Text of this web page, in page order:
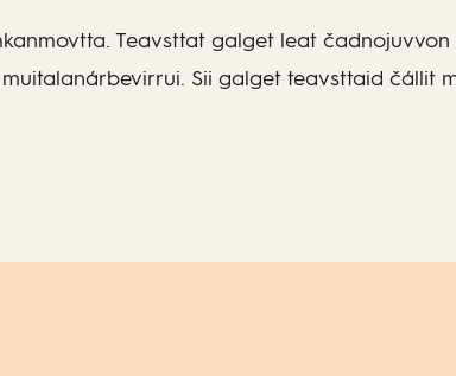
Teavsttat galget leat
Sii galget teavsttaid čállit